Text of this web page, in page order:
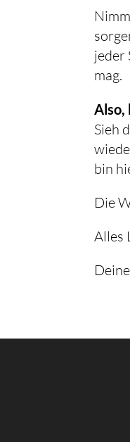
jeder
mag.
Also,
Sieh
bin
Die
Alles